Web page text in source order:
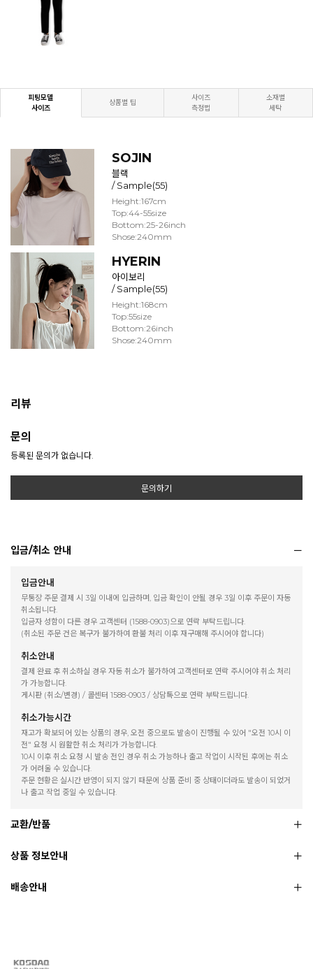
피팅모델
사이즈
상품별 팁
사이즈
측정법
소재별
세탁
SOJIN
블랙
/ Sample(55)
Height:167cm
Top:44-55size
Bottom:25-26inch
Shose:240mm
HYERIN
아이보리
/ Sample(55)
Height:168cm
Top:55size
Bottom:26inch
Shose:240mm
리뷰
문의
등록된 문의가 없습니다.
문의하기
입금/취소 안내
입금안내
무통장 주문 결제 시 3일 이내에 입금하며, 입금 확인이 안될 경우 3일 이후 주문이 자동
취소됩니다.
입금자 성함이 다른 경우 고객센터 (1588-0903)으로 연락 부탁드립니다.
(취소된 주문 건은 복구가 불가하여 환불 처리 이후 재구매해 주시어야 합니다)
취소안내
결제 완료 후 취소하실 경우 자동 취소가 불가하여 고객센터로 연락 주시어야 취소 처리
가 가능합니다.
게시판 (취소/변경) / 콜센터 1588-0903 / 상담톡으로 연락 부탁드립니다.
취소가능시간
재고가 확보되어 있는 상품의 경우, 오전 중으로도 발송이 진행될 수 있어 "오전 10시 이
전" 요청 시 원활한 취소 처리가 가능합니다.
10시 이후 취소 요청 시 발송 전인 경우 취소 가능하나 출고 작업이 시작된 후에는 취소
가 어려울 수 있습니다.
주문 현황은 실시간 반영이 되지 않기 때문에 상품 준비 중 상태이더라도 발송이 되었거
나 출고 작업 중일 수 있습니다.
교환/반품
상품 정보안내
배송안내